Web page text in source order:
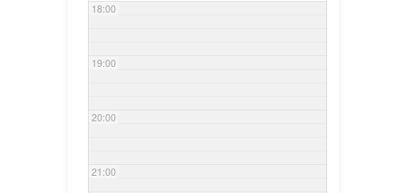
18:00
19:00
20:00
21:00